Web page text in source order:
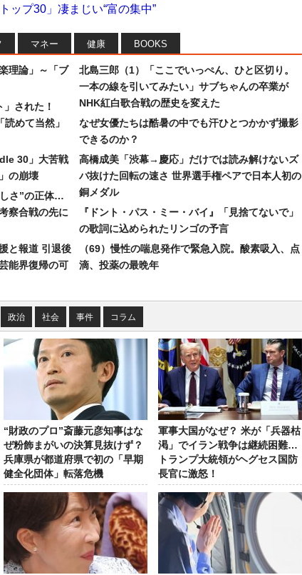
ップ30」凄まじい“富の集中”
マネー 健康 BOOKS
理論」～「ブ
された！
めて当然」
30」大苦戦
の崩壊
さ”の正体…
察合戦の先に
と報道 引退後
能界復帰の可
北島三郎（1）「ここでいっぺん、ひと区切り。
一本の線を引いてみたい」サブちゃんの卒業が
NHK紅白歌合戦の歴史を変えた
なぜ女優たちは酷暑の中でも汗ひとつかかず撮影
できるのか？
高橋成美「渋幕→慶応」だけでは読み解けないズ
バ抜けた回転の速さ 世界選手権ペアで日本人初の
銅メダル
『ドント・パス・ミー・バイ』「見捨てないで」
の歌詞に込められたリンゴの予言
（69）慢性の喘息発作で緊急入院。酸素吸入、点
滴、投薬の最晩年
政治 社会 事件 コラム
“財政のプロ”斎藤元彦知事はな
ぜ粉飾まがいの決算見抜けず？
兵庫県が都道府県で初の「早期
健全化団体」転落危機
軍事大国がなぜ？ 米が「兵器枯
渇」でイラン戦争は継続困難…
トランプ大統領がヘグセス国防
長官に激怒！